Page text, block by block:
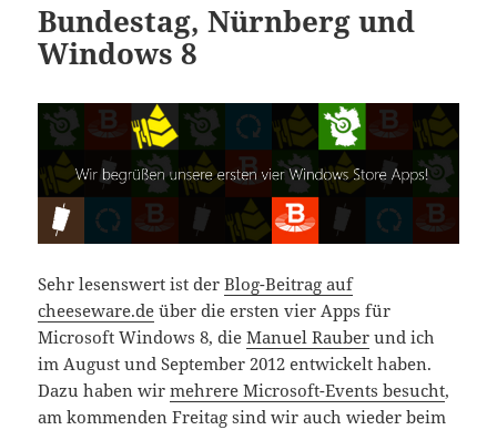
Bundestag, Nürnberg und
Windows 8
Sehr lesenswert ist derBlog-Beitrag auf
cheeseware.de über die ersten vier Apps für
Microsoft Windows 8, dieManuel Rauber und ich
im August und September 2012 entwickelt haben.
Dazu haben wirmehrere Microsoft-Events besucht,
am kommenden Freitag sind wir auch wieder beim